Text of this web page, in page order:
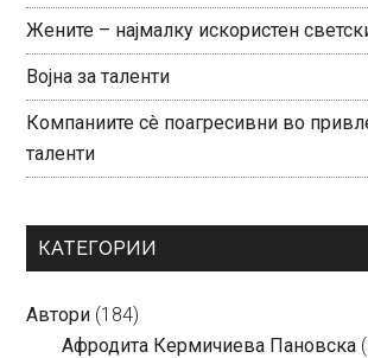
Жените – најмалку искористен
Војна за таленти
Компаниите сè поагресивни во
таленти
КАТЕГОРИИ
Автори (184)
Aфродита Кермичиева Пановска